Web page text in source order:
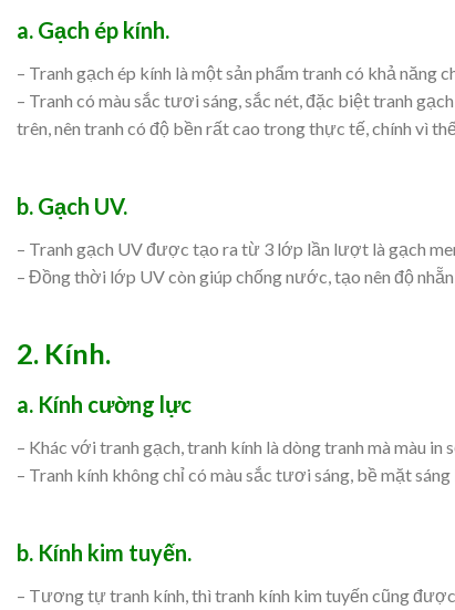
a. Gạch ép kính.
– Tranh gạch ép kính là một sản phẩm tranh có khả
– Tranh có màu sắc tươi sáng, sắc nét, đặc biệt tranh
trên, nên tranh có độ bền rất cao trong thực tế, chính vì
b. Gạch UV.
– Tranh gạch UV được tạo ra từ 3 lớp lần lượt là gạch
– Đồng thời lớp UV còn giúp chống nước, tạo nên độ
2. Kính.
a. Kính cường lực
– Khác với tranh gạch, tranh kính là dòng tranh mà màu
– Tranh kính không chỉ có màu sắc tươi sáng, bề mặt
b. Kính kim tuyến.
– Tương tự tranh kính, thì tranh kính kim tuyến cũng